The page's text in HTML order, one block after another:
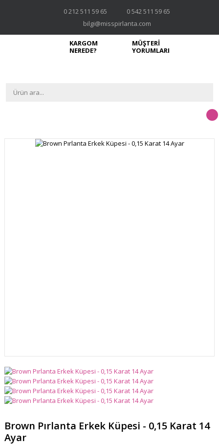
0 212 511 59 65
0 542 511 59 65
bilgi@misspirlanta.com
KARGOM
NEREDE?
MÜŞTERİ
YORUMLARI
Brown Pırlanta Erkek Küpesi - 0,15 Karat 14
Ayar